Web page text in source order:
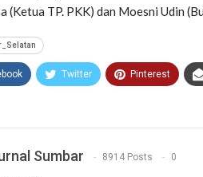
(Ketua TP. PKK) dan Moesni Udin
Twitter Pinterest
Sumbar 8914 Posts 0